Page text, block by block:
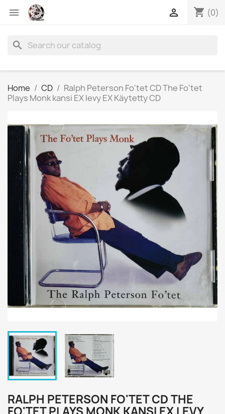
 shopping_cart (0)

search
Home CD
Ralph Peterson Fo'tet CD The Fo'tet
Plays Monk kansi EX levy EX Käytetty CD
RALPH PETERSON FO'TET CD THE